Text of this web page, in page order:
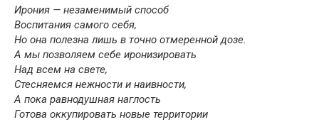
Ирония — незаменимый способ
Воспитания самого себя,
Но она полезна лишь в точно отмеренной дозе.
А мы позволяем себе иронизировать
Над всем на свете,
Стесняемся нежности и наивности,
А пока равнодушная наглость
Готова оккупировать новые территории